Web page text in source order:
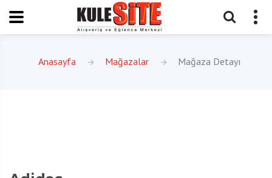
Anasayfa Mağazalar Mağaza Detayı